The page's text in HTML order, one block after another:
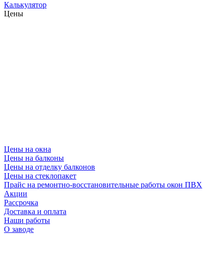
Калькулятор
Цены
Цены на окна
Цены на балконы
Цены на отделку балконов
Цены на стеклопакет
Прайс на ремонтно-восстановительные работы окон ПВХ
Акции
Рассрочка
Доставка и оплата
Наши работы
О заводе